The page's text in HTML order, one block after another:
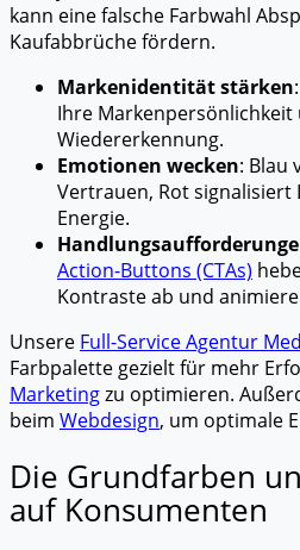
kann eine falsche Farbwahl
Kaufabbrüche fördern.
Markenidentität stärken
Ihre Markenpersönlichkeit
Wiedererkennung.
Emotionen wecken: Blau
Vertrauen, Rot
Energie.
Action-Buttons (CTAs)
Kontraste ab und
Unsere Full-Service Agentur
Farbpalette gezielt für mehr
Marketingzu optimieren.
beim Webdesign, um optimale
Die Grundfarben
auf Konsumenten